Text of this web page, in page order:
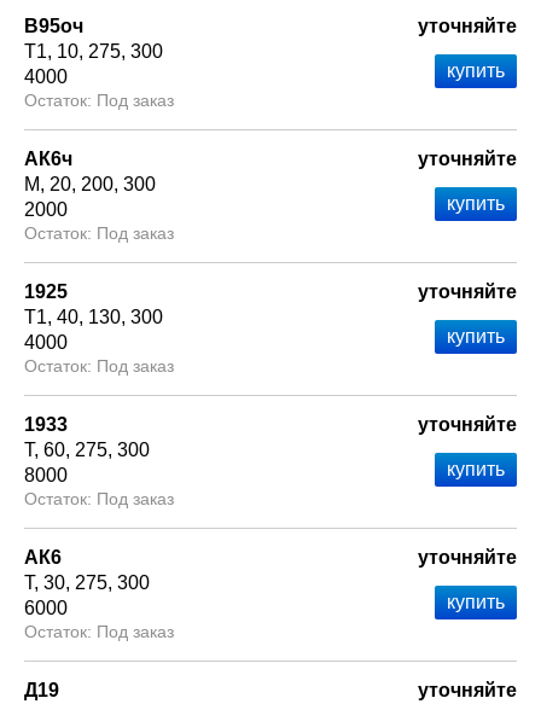
В95оч
Т1 10 275 300
4000
Под заказ
уточняйте
АК6ч
М
20 200 300
2000
Под заказ
уточняйте
1925
Т1 40 130 300
4000
Под заказ
уточняйте
1933
Т 60 275 300
8000
Под заказ
уточняйте
АК6
Т 30 275 300
6000
Под заказ
уточняйте
Д19
уточняйте